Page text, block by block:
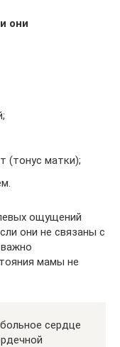
они
(тонус матки);
ощущений
они не связаны с
мамы не
сердце